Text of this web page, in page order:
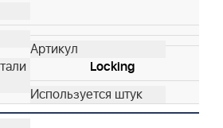
Locking